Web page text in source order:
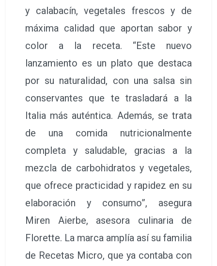
y calabacín, vegetales frescos y de
máxima calidad que aportan sabor y
color a la receta. “Este nuevo
lanzamiento es un plato que destaca
por su naturalidad, con una salsa sin
conservantes que te trasladará a la
Italia más auténtica. Además, se trata
de una comida nutricionalmente
completa y saludable, gracias a la
mezcla de carbohidratos y vegetales,
que ofrece practicidad y rapidez en su
elaboración y consumo”, asegura
Miren Aierbe, asesora culinaria de
Florette. La marca amplía así su familia
de Recetas Micro, que ya contaba con